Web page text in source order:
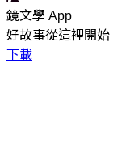
鏡文學 App
好故事從這裡開始
下載